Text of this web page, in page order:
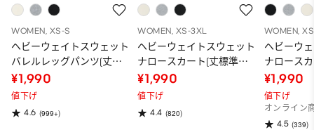
WOMEN, XS-S
ヘビーウェイトスウェット
バレルレッグパンツ(丈標
準68.5～72.5cm)
¥1,990
値下げ
4.6 (999+)
WOMEN, XS-3XL
ヘビーウェイトスウェット
ナロースカート(丈標準
82.5～89.5cm)
¥1,990
値下げ
4.4 (820)
WOMEN,
ヘビーウ
ナロース
88.5～
¥1,990
値下げ
オンライン
4.5 (339)